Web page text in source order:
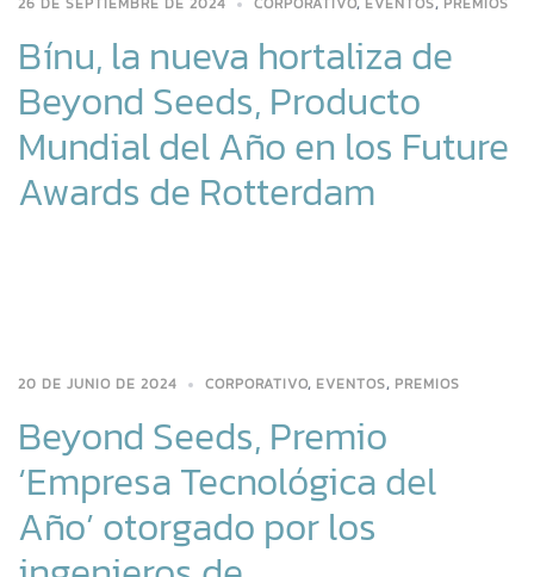
Bínu, la nueva hortaliza de
Beyond Seeds, Producto
Mundial del Año en los Future
Awards de Rotterdam
20 DE JUNIO DE 2024 CORPORATIVO, EVENTOS, PREMIOS
Beyond Seeds, Premio
‘Empresa Tecnológica del
Año’ otorgado por los